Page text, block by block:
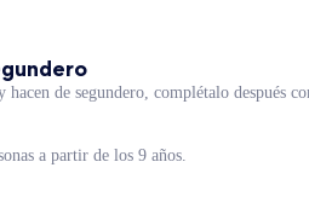
de segundero, complétalo después
a partir de los 9 años.